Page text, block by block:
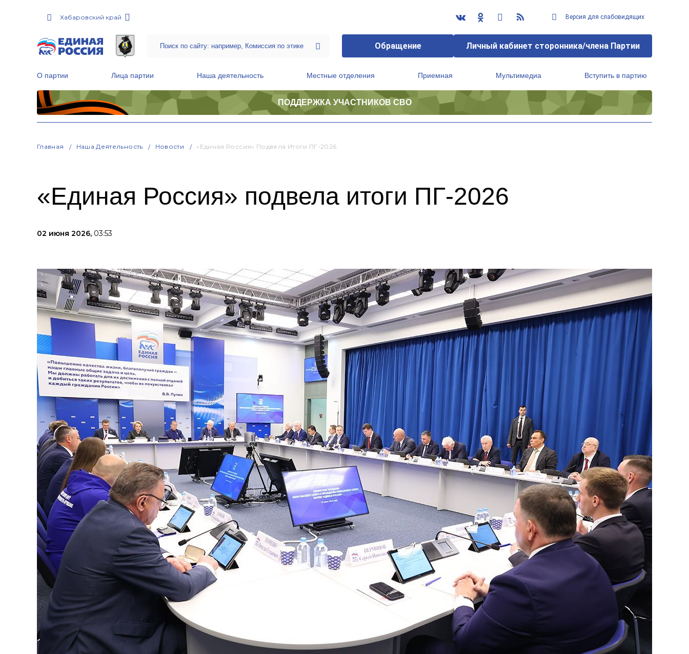
Хабаровский край Версия для слабовидящих
Обращение Личный кабинет сторонника/члена Партии
О партии Лица партии Наша деятельность Местные отделения Приемная Мультимедиа Вступить в партию
ПОДДЕРЖКА УЧАСТНИКОВ СВО
Главная Наша Деятельность Новости «Единая Россия» Подвела Итоги ПГ-2026
«Единая Россия» подвела итоги ПГ-2026
02 июня 2026, 03:53